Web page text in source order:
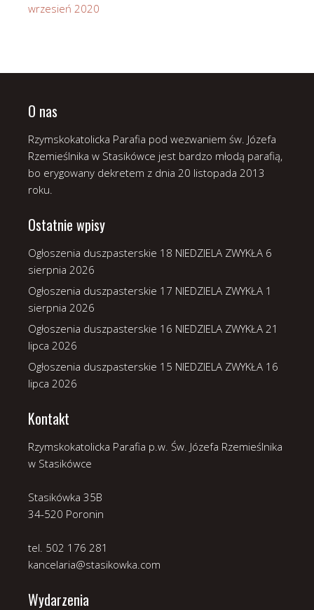
wrzesień 2020
O nas
Rzymskokatolicka Parafia pod wezwaniem św. Józefa
Rzemieślnika w Stasikówce jest bardzo młodą parafią,
bo erygowany dekretem z dnia 20 listopada 2013
roku.
Ostatnie wpisy
Ogłoszenia duszpasterskie 18 NIEDZIELA ZWYKŁA 6
sierpnia 2026
Ogłoszenia duszpasterskie 17 NIEDZIELA ZWYKŁA 1
sierpnia 2026
Ogłoszenia duszpasterskie 16 NIEDZIELA ZWYKŁA 21
lipca 2026
Ogłoszenia duszpasterskie 15 NIEDZIELA ZWYKŁA 16
lipca 2026
Kontakt
Rzymskokatolicka Parafia p.w. Św. Józefa Rzemieślnika
w Stasikówce
Stasikówka 35B
34-520 Poronin
tel. 502 176 281
kancelaria@stasikowka.com
Wydarzenia